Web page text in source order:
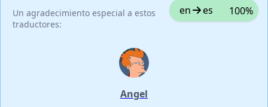
Un agradecimiento especial a estos
traductores:
en es 100%
Angel